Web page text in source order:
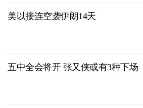
美以接连空袭伊朗14天
五中全会将开 张又侠或有3种下场